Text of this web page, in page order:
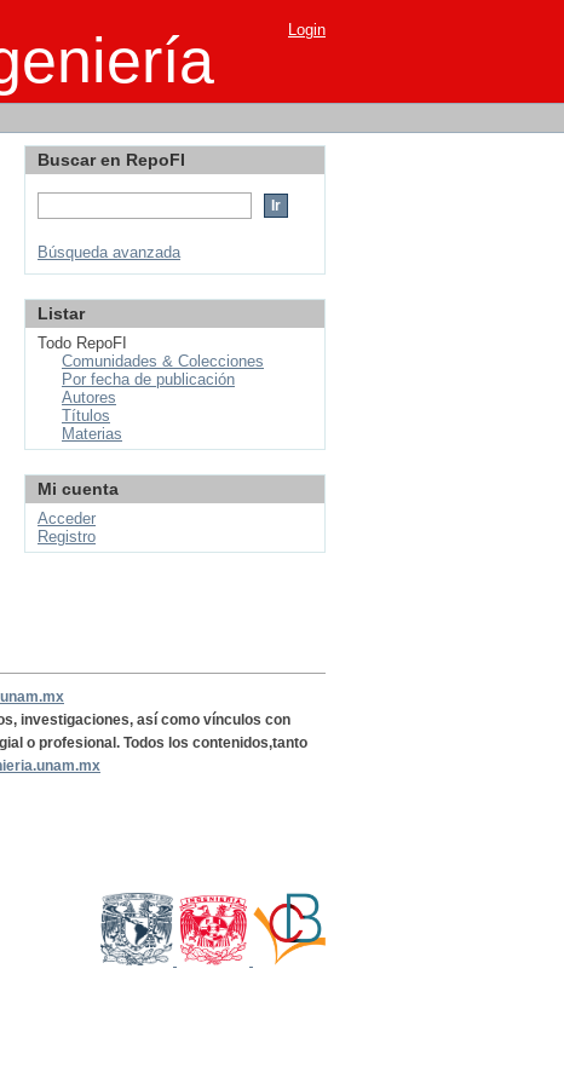
Login
Buscar en RepoFI
Búsqueda avanzada
Listar
Todo RepoFI
Comunidades & Colecciones
Por fecha de publicación
Autores
Títulos
Materias
Mi cuenta
Acceder
Registro
investigaciones, así como vínculos con
o profesional. Todos los contenidos,tanto